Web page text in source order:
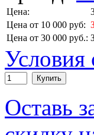
Цена:
Цена от 10 000 руб:
Цена от 30 000 руб.:
Условия
Купить
Оставь